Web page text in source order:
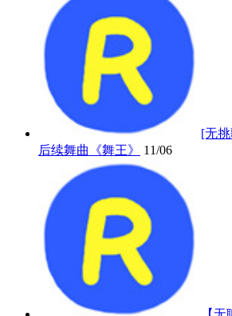
[无
后续舞曲《舞王》
11/06